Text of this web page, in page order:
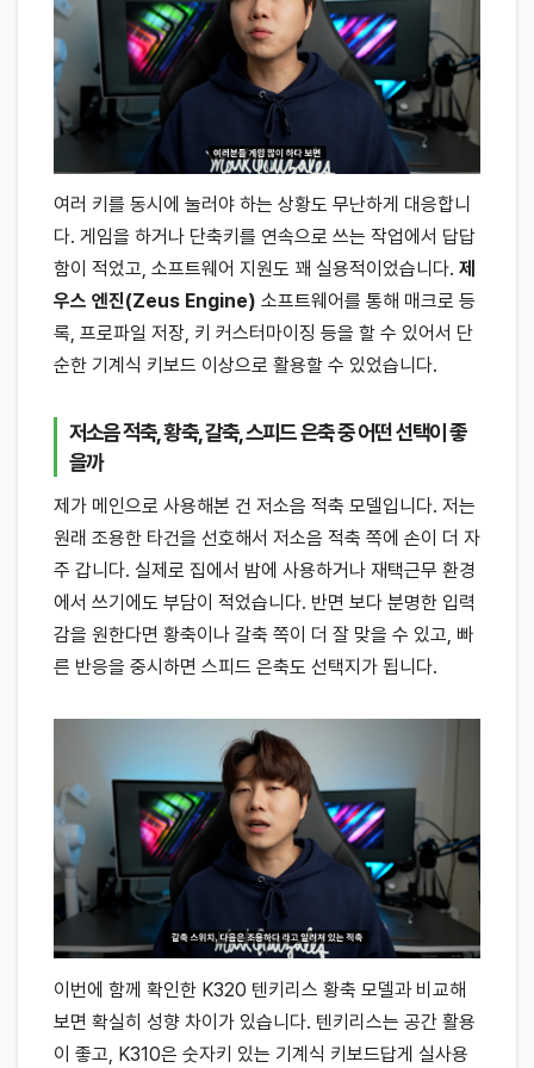
여러 키를 동시에 눌러야 하는 상황도 무난하게 대응합니
다. 게임을 하거나 단축키를 연속으로 쓰는 작업에서 답답
함이 적었고, 소프트웨어 지원도 꽤 실용적이었습니다. 제
우스 엔진(Zeus Engine) 소프트웨어를 통해 매크로 등
록, 프로파일 저장, 키 커스터마이징 등을 할 수 있어서 단
순한 기계식 키보드 이상으로 활용할 수 있었습니다.
저소음 적축, 황축, 갈축, 스피드 은축 중 어떤 선택이 좋
을까
제가 메인으로 사용해본 건 저소음 적축 모델입니다. 저는
원래 조용한 타건을 선호해서 저소음 적축 쪽에 손이 더 자
주 갑니다. 실제로 집에서 밤에 사용하거나 재택근무 환경
에서 쓰기에도 부담이 적었습니다. 반면 보다 분명한 입력
감을 원한다면 황축이나 갈축 쪽이 더 잘 맞을 수 있고, 빠
른 반응을 중시하면 스피드 은축도 선택지가 됩니다.
이번에 함께 확인한 K320 텐키리스 황축 모델과 비교해
보면 확실히 성향 차이가 있습니다. 텐키리스는 공간 활용
이 좋고, K310은 숫자키 있는 기계식 키보드답게 실사용